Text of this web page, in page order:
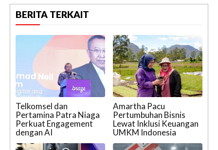
BERITA TERKAIT
Telkomsel dan
Pertamina Patra Niaga
Perkuat Engagement
dengan AI
Amartha Pacu
Pertumbuhan Bisnis
Lewat Inklusi Keuangan
UMKM Indonesia